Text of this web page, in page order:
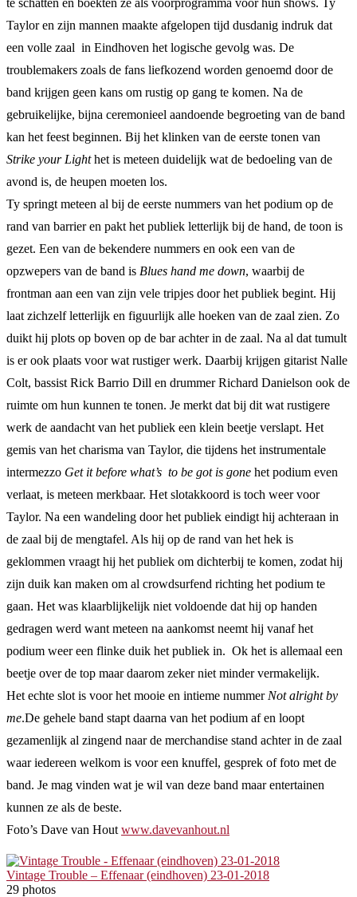
Taylor en zijn mannen maakte afgelopen tijd dusdanig indruk dat
een volle zaal in Eindhoven het logische gevolg was. De
troublemakers zoals de fans liefkozend worden genoemd door de
band krijgen geen kans om rustig op gang te komen. Na de
gebruikelijke, bijna ceremonieel aandoende begroeting van de band
kan het feest beginnen. Bij het klinken van de eerste tonen van
Strike your Lighthet is meteen duidelijk wat de bedoeling van de
avond is, de heupen moeten los.
Ty springt meteen al bij de eerste nummers van het podium op de
rand van barrier en pakt het publiek letterlijk bij de hand, de toon is
gezet. Een van de bekendere nummers en ook een van de
opzwepers van de band is Blues hand me down, waarbij de
frontman aan een van zijn vele tripjes door het publiek begint. Hij
laat zichzelf letterlijk en figuurlijk alle hoeken van de zaal zien. Zo
duikt hij plots op boven op de bar achter in de zaal. Na al dat tumult
is er ook plaats voor wat rustiger werk. Daarbij krijgen gitarist Nalle
Colt, bassist Rick Barrio Dill en drummer Richard Danielson ook de
ruimte om hun kunnen te tonen. Je merkt dat bij dit wat rustigere
werk de aandacht van het publiek een klein beetje verslapt. Het
gemis van het charisma van Taylor, die tijdens het instrumentale
intermezzo Get it before what’s to be got is gone het podium even
verlaat, is meteen merkbaar. Het slotakkoord is toch weer voor
Taylor. Na een wandeling door het publiek eindigt hij achteraan in
de zaal bij de mengtafel. Als hij op de rand van het hek is
geklommen vraagt hij het publiek om dichterbij te komen, zodat hij
zijn duik kan maken om al crowdsurfend richting het podium te
gaan. Het was klaarblijkelijk niet voldoende dat hij op handen
gedragen werd want meteen na aankomst neemt hij vanaf het
podium weer een flinke duik het publiek in. Ok het is allemaal een
beetje over de top maar daarom zeker niet minder vermakelijk.
Het echte slot is voor het mooie en intieme nummer Not alright by
me.De gehele band stapt daarna van het podium af en loopt
gezamenlijk al zingend naar de merchandise stand achter in de zaal
waar iedereen welkom is voor een knuffel, gesprek of foto met de
band. Je mag vinden wat je wil van deze band maar entertainen
kunnen ze als de beste.
Foto’s Dave van Hout www.davevanhout.nl
Vintage Trouble – Effenaar (eindhoven) 23-01-2018
29 photos